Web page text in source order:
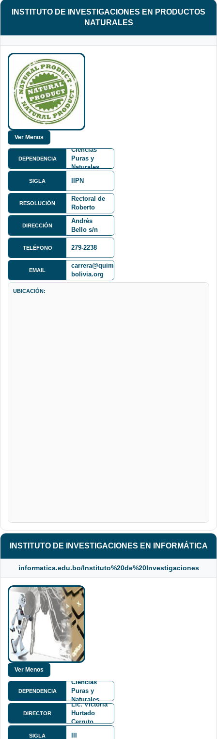
INSTITUTO DE INVESTIGACIONES EN PRODUCTOS
NATURALES
DEPENDENCIA
Ciencias
Puras y
Naturales
SIGLA IIPN
RESOLUCIÓN
075/05
Resolución
Rectoral de
Roberto
Aguilar
Gómez
DIRECCIÓN
Calle 27 y
Andrés
Bello s/n
Cota Cota
TELÉFONO 279-2238
EMAIL
carrera@quimica-
bolivia.org
UBICACIÓN:
INSTITUTO DE INVESTIGACIONES EN INFORMÁTICA
informatica.edu.bo/Instituto%20de%20Investigaciones
DEPENDENCIA
Ciencias
Puras y
Naturales
FCPN
DIRECTOR
Lic. Victoria
Hurtado
Cerruto
SIGLA